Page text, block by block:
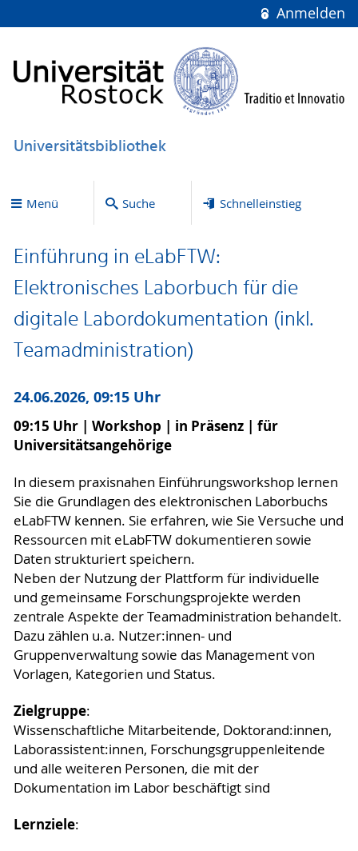
Anmelden
Universitätsbibliothek
Menü Suche Schnelleinstieg
Einführung in eLabFTW:
Elektronisches Laborbuch für die
digitale Labordokumentation (inkl.
Teamadministration)
24.06.2026, 09:15 Uhr
09:15 Uhr | Workshop | in Präsenz | für
Universitätsangehörige
In diesem praxisnahen Einführungsworkshop lernen
Sie die Grundlagen des elektronischen Laborbuchs
eLabFTW kennen. Sie erfahren, wie Sie Versuche und
Ressourcen mit eLabFTW dokumentieren sowie
Daten strukturiert speichern.
Neben der Nutzung der Plattform für individuelle
und gemeinsame Forschungsprojekte werden
zentrale Aspekte der Teamadministration behandelt.
Dazu zählen u.a. Nutzer:innen- und
Gruppenverwaltung sowie das Management von
Vorlagen, Kategorien und Status.
Zielgruppe:
Wissenschaftliche Mitarbeitende, Doktorand:innen,
Laborassistent:innen, Forschungsgruppenleitende
und alle weiteren Personen, die mit der
Dokumentation im Labor beschäftigt sind
Lernziele: